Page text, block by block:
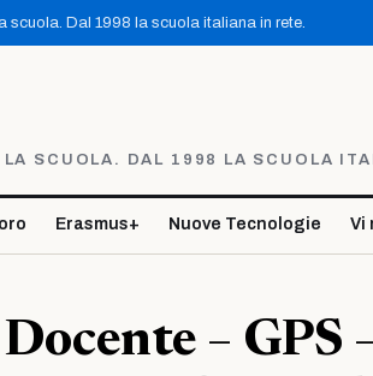
scuola. Dal 1998 la scuola italiana in rete.
SCUOLA. DAL 1998 LA SCUOLA
Erasmus+ Nuove Tecnologie Vi
– GPS